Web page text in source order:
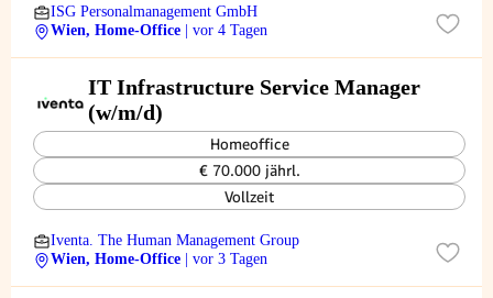
ISG Personalmanagement GmbH
Wien, Home-Office
| vor 4 Tagen
IT Infrastructure Service Manager
(w/m/d)
Homeoffice
€ 70.000 jährl.
Vollzeit
Iventa. The Human Management Group
Wien, Home-Office
| vor 3 Tagen